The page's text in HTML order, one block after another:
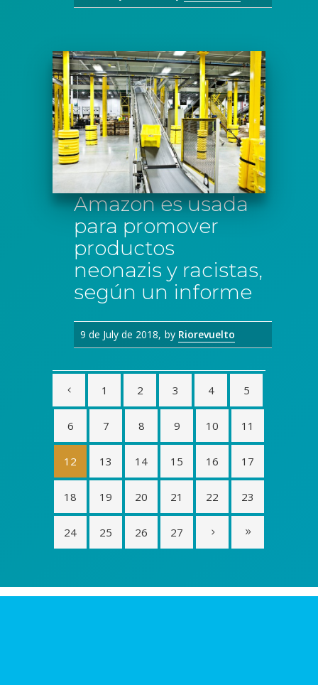
Amazon es usada
para promover
productos
neonazis y racistas,
según un informe
9 de July de 2018 by Riorevuelto
1 2 3 4 5
6 7 8 9 10 11
12 13 14 15 16 17
18 19 20 21 22 23
24 25 26 27